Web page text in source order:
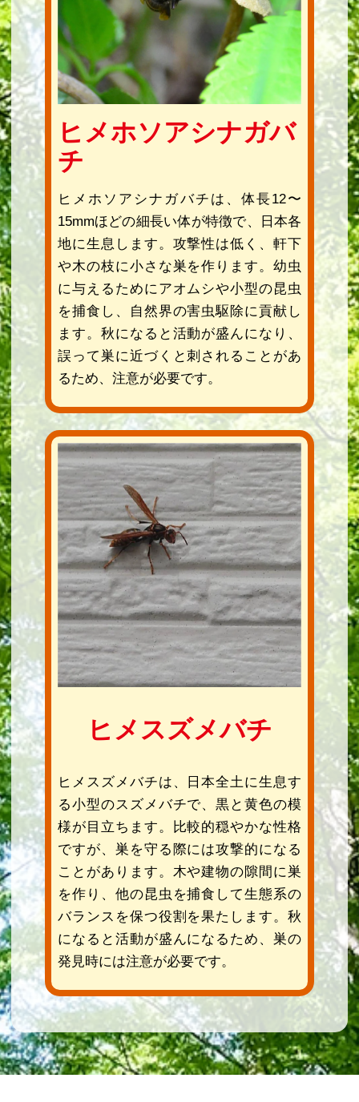
ヒメホソアシナガバ
チ
ヒメホソアシナガバチは、体長12〜
15mmほどの細長い体が特徴で、日本各
地に生息します。攻撃性は低く、軒下
や木の枝に小さな巣を作ります。幼虫
に与えるためにアオムシや小型の昆虫
を捕食し、自然界の害虫駆除に貢献し
ます。秋になると活動が盛んになり、
誤って巣に近づくと刺されることがあ
るため、注意が必要です。
ヒメスズメバチ
ヒメスズメバチは、日本全土に生息す
る小型のスズメバチで、黒と黄色の模
様が目立ちます。比較的穏やかな性格
ですが、巣を守る際には攻撃的になる
ことがあります。木や建物の隙間に巣
を作り、他の昆虫を捕食して生態系の
バランスを保つ役割を果たします。秋
になると活動が盛んになるため、巣の
発見時には注意が必要です。